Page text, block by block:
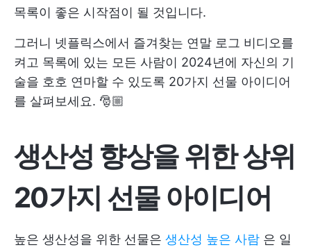
목록이 좋은 시작점이 될 것입니다.
그러니 넷플릭스에서 즐겨찾는 연말 로그 비디오를
켜고 목록에 있는 모든 사람이 2024년에 자신의 기
술을 호호 연마할 수 있도록 20가지 선물 아이디어
를 살펴보세요. 🎅🏼
생산성 향상을 위한 상위
20가지 선물 아이디어
높은 생산성을 위한 선물은 생산성 높은 사람 은 일